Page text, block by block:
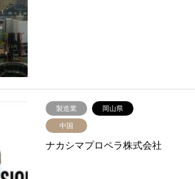
製造業 岡山県
中国
ナカシマプロペラ株式会社